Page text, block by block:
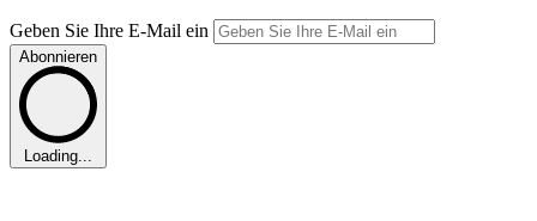
Geben Sie Ihre E-Mail ein
Abonnieren
Loading...